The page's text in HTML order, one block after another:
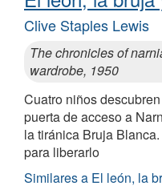
Clive Staples Lewis
The chronicles of
wardrobe, 1950
Cuatro niños
puerta de acceso a
la tiránica Bruja
para liberarlo
Similares a El león, la